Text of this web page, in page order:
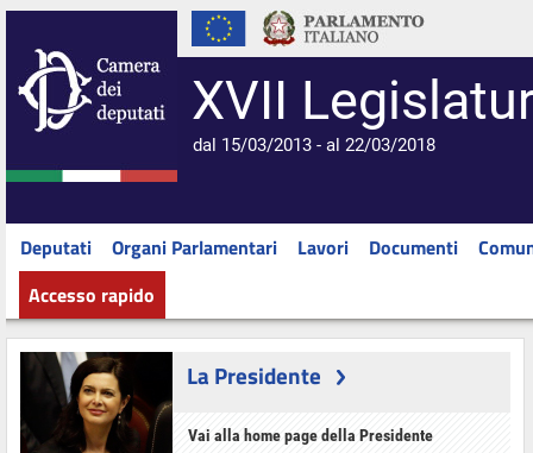
XVII
dal 15/03/2013 - al 22/03/2018
Deputati Organi Parlamentari Lavori Documenti
Accesso rapido
La Presidente
Vai alla home page della Presidente